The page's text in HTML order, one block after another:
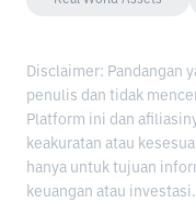
Disclaimer: Pandangan
penulis dan tidak
Platform ini dan
keakuratan atau
hanya untuk tujuan
keuangan atau investasi.